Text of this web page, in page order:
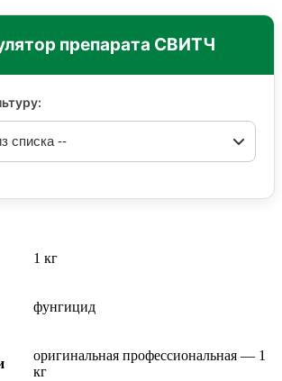
препарата СВИТЧ
1 кг
фунгицид
оригинальная профессиональная — 1
кг